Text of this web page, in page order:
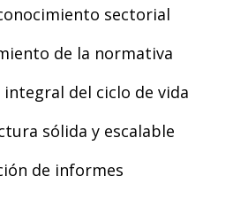
sectorial
de la normativa
integral del ciclo de vida
sólida y escalable
de informes